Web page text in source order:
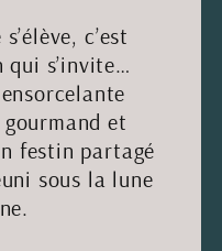
c’est
qui s’invite…
et
festin partagé
sous la lune